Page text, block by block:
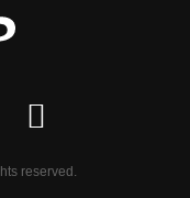
reserved.